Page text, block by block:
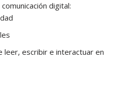
digital:
leer, escribir e interactuar en